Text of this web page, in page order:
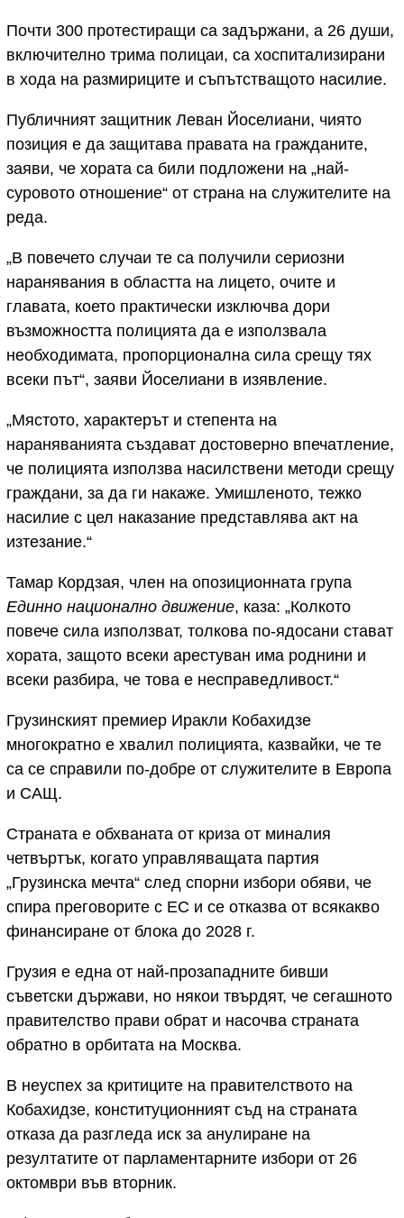
Почти 300 протестиращи са задържани, а 26 души,
включително трима полицаи, са хоспитализирани
в хода на размириците и съпътстващото насилие.
Публичният защитник Леван Йоселиани, чиято
позиция е да защитава правата на гражданите,
заяви, че хората са били подложени на „най-
суровото отношение“ от страна на служителите на
реда.
„В повечето случаи те са получили сериозни
наранявания в областта на лицето, очите и
главата, което практически изключва дори
възможността полицията да е използвала
необходимата, пропорционална сила срещу тях
всеки път“, заяви Йоселиани в изявление.
„Мястото, характерът и степента на
нараняванията създават достоверно впечатление,
че полицията използва насилствени методи срещу
граждани, за да ги накаже. Умишленото, тежко
насилие с цел наказание представлява акт на
изтезание.“
Тамар Кордзая, член на опозиционната група
Единно национално движение, каза: „Колкото
повече сила използват, толкова по-ядосани стават
хората, защото всеки арестуван има роднини и
всеки разбира, че това е несправедливост.“
Грузинският премиер Иракли Кобахидзе
многократно е хвалил полицията, казвайки, че те
са се справили по-добре от служителите в Европа
и САЩ.
Страната е обхваната от криза от миналия
четвъртък, когато управляващата партия
„Грузинска мечта“ след спорни избори обяви, че
спира преговорите с ЕС и се отказва от всякакво
финансиране от блока до 2028 г.
Грузия е една от най-прозападните бивши
съветски държави, но някои твърдят, че сегашното
правителство прави обрат и насочва страната
обратно в орбитата на Москва.
В неуспех за критиците на правителството на
Кобахидзе, конституционният съд на страната
отказа да разгледа иск за анулиране на
резултатите от парламентарните избори от 26
октомври във вторник.